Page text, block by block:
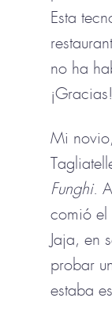
Esta
no ha
¡Gracias!
Mi
Funghi.
comió el
Jaja, en
probar
estaba